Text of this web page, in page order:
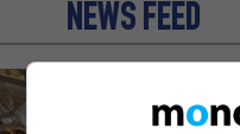
NEWS FEED
Αύγουστος
διακοπές να